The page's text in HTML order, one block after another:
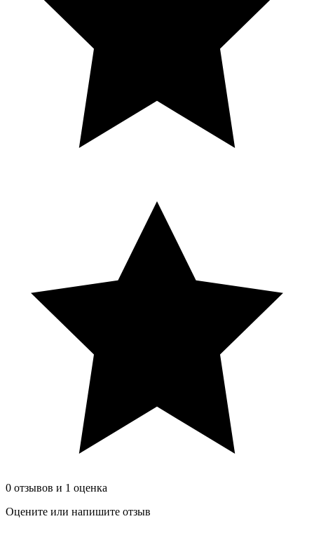
0 отзывов и 1 оценка
Оцените или напишите отзыв